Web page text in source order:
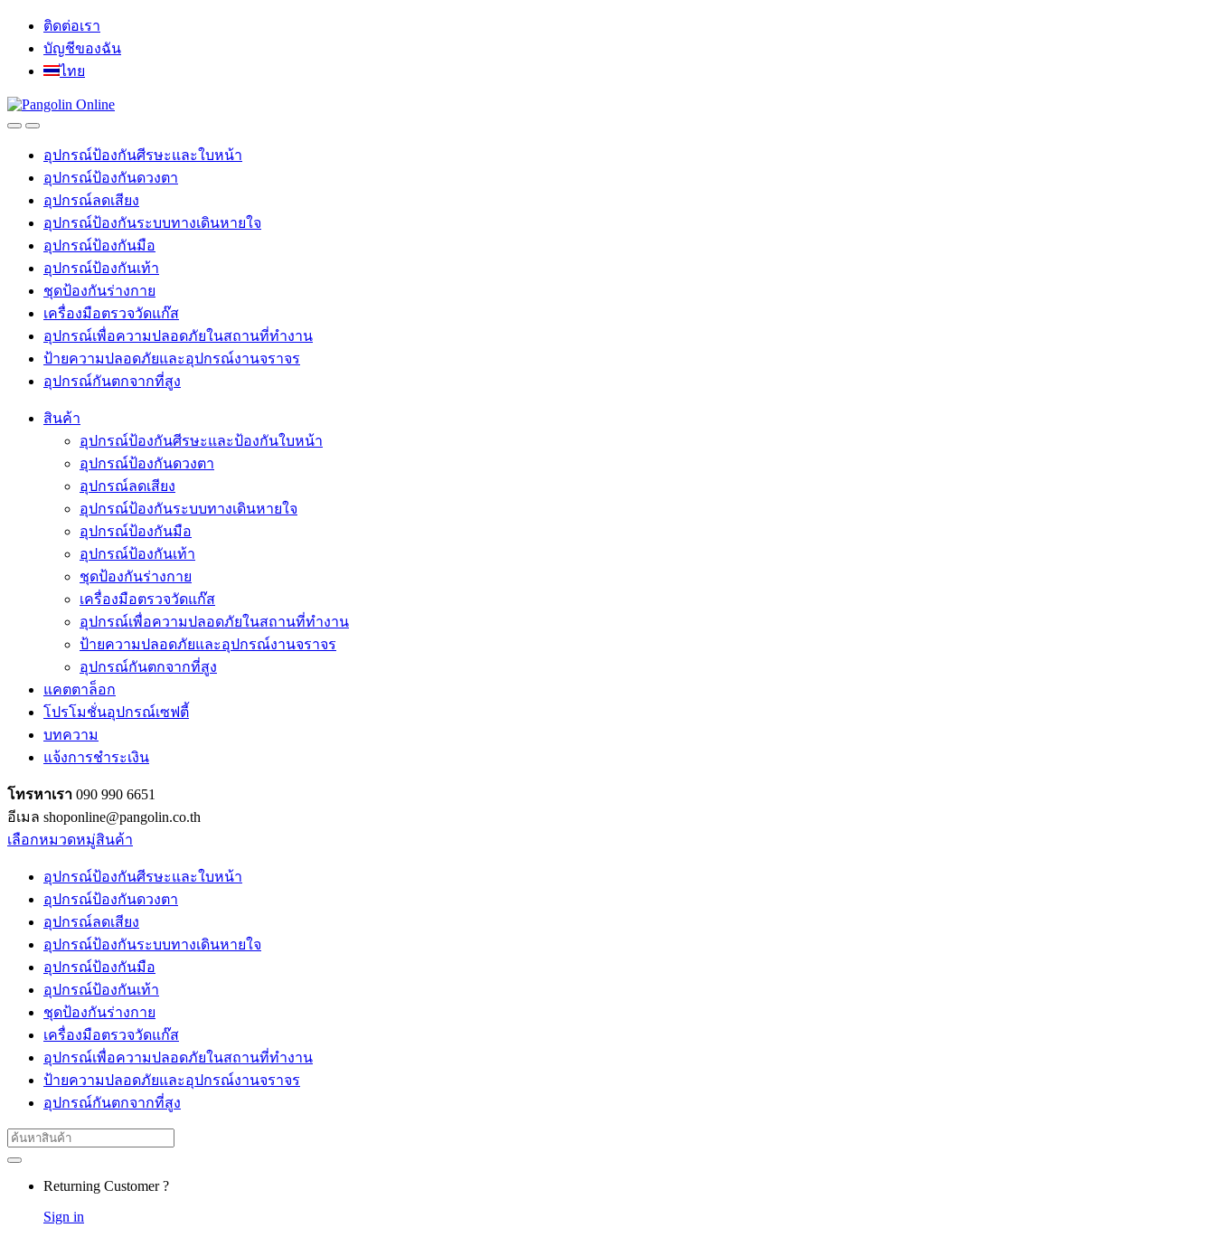
Skip
navigation
Skip
content
ติดต่อเรา
บัญชีของฉัน
ไทย
อุปกรณ์ป้องกันศีรษะและใบหน้า
อุปกรณ์ป้องกันดวงตา
อุปกรณ์ลดเสียง
อุปกรณ์ป้องกันระบบทางเดินหายใจ
อุปกรณ์ป้องกันมือ
อุปกรณ์ป้องกันเท้า
ชุดป้องกันร่างกาย
เครื่องมือตรวจวัดแก๊ส
อุปกรณ์เพื่อความปลอดภัยในสถานที่ทำงาน
ป้ายความปลอดภัยและอุปกรณ์งานจราจร
อุปกรณ์กันตกจากที่สูง
สินค้า
อุปกรณ์ป้องกันศีรษะและป้องกันใบหน้า
อุปกรณ์ป้องกันดวงตา
อุปกรณ์ลดเสียง
อุปกรณ์ป้องกันระบบทางเดินหายใจ
อุปกรณ์ป้องกันมือ
อุปกรณ์ป้องกันเท้า
ชุดป้องกันร่างกาย
เครื่องมือตรวจวัดแก๊ส
อุปกรณ์เพื่อความปลอดภัยในสถานที่ทำงาน
ป้ายความปลอดภัยและอุปกรณ์งานจราจร
อุปกรณ์กันตกจากที่สูง
แคตตาล็อก
โปรโมชั่นอุปกรณ์เซฟตี้
บทความ
แจ้งการชำระเงิน
โทรหาเรา 090 990 6651
อีเมล shoponline@pangolin.co.th
เลือกหมวดหมู่สินค้า
อุปกรณ์ป้องกันศีรษะและใบหน้า
อุปกรณ์ป้องกันดวงตา
อุปกรณ์ลดเสียง
อุปกรณ์ป้องกันระบบทางเดินหายใจ
อุปกรณ์ป้องกันมือ
อุปกรณ์ป้องกันเท้า
ชุดป้องกันร่างกาย
เครื่องมือตรวจวัดแก๊ส
อุปกรณ์เพื่อความปลอดภัยในสถานที่ทำงาน
ป้ายความปลอดภัยและอุปกรณ์งานจราจร
อุปกรณ์กันตกจากที่สูง
Search
for:
Returning Customer ?
Sign in